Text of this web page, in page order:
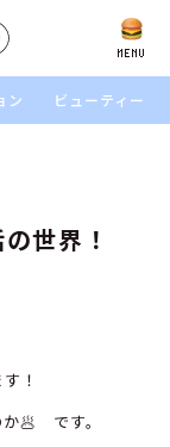
MENU
ン ビューティー
世界！
！
🥟 です。